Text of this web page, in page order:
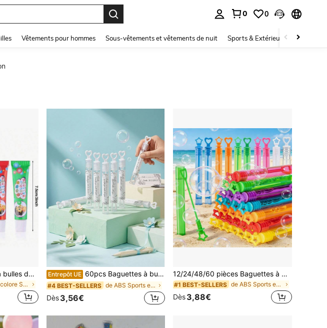
0 0
Vêtements pour hommes Sous-vêtements et vêtements de nuit Sports & Extérieur Enfants
1/5/10/15 set de jouets à bulles de gomme de dessin animé, cadeaux nostalgiques classiques, petits cadeaux, machine à bulles de jouets d'extérieur de dessin animé, petits cadeaux de fête de bulles, texture collante, décompression et anxiété, petits cadeaux de fête, remplisseurs de bas de Noël, remplisseurs de sacs cadeaux, anniversaires et festivals.
de Multicolore Sports et jeux de plein air pour ad
Entrepôt UE 60pcs Baguettes à bulles en forme de cœur blanc en vrac, mini baguettes en forme de cœur pour mariage, enterrement de vie de jeune fille, Saint-Valentin, anniversaire, remise des diplômes, fournitures d'anniversaire (bouteille vide, solution à bulles non incluse) 12/24/48pcs
#4 BEST-SELLERS de ABS Sports et jeux de plein air pour adolescent
Dès 3,56€
12/24/48/60 pièces Baguettes à bulles multicolores au néon, bâtons à bulles miniatures en forme d'étoile en lot, boîte-cadeau, prix pour la classe, jouets de carnaval, fournitures pour anniversaire, fête, Noël, Fête des Mères
#1 BEST-SELLERS de ABS Sports et jeux de plein air pour adolescent
Dès3,88€